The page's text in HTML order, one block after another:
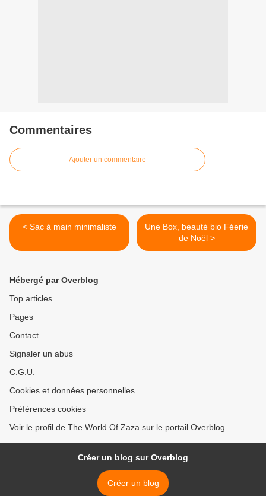
Commentaires
Ajouter un commentaire
< Sac à main minimaliste
Une Box, beauté bio Féerie
de Noël >
Hébergé par Overblog
Top articles
Pages
Contact
Signaler un abus
C.G.U.
Cookies et données personnelles
Préférences cookies
Voir le profil de The World Of Zaza sur le portail Overblog
Créer un blog sur Overblog
Créer un blog